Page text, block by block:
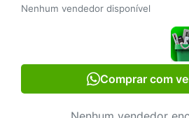
Nenhum vendedor disponível
Comprar com